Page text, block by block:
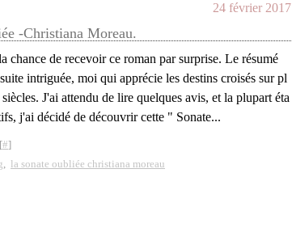
24 février 2017
-Christiana Moreau.
chance de recevoir ce roman par surprise. Le résumé
intriguée, moi qui apprécie les destins croisés sur pl
J'ai attendu de lire quelques avis, et la plupart éta
j'ai décidé de découvrir cette " Sonate...
#]
, la sonate oubliée christiana moreau